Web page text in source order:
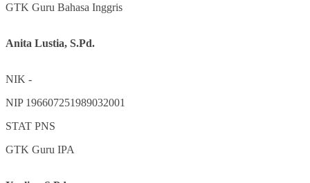
GTK Guru Bahasa Inggris
Anita Lustia, S.Pd.
NIK -
NIP 196607251989032001
STAT PNS
GTK Guru IPA